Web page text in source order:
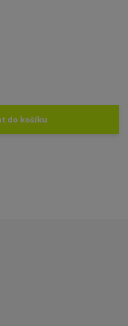
do košíku